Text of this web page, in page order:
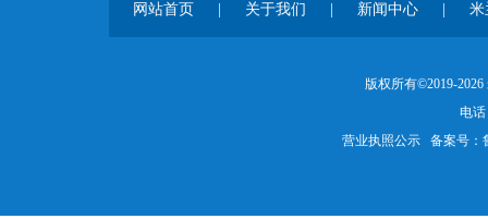
网站首页 关于我们 新闻中心 米
版权所有©2019-
电话
营业执照公示备案号：鲁